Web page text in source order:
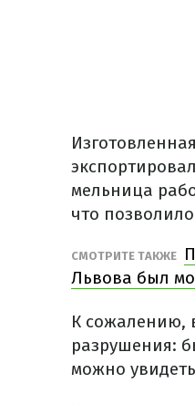
мельница
что
СМОТРИТЕ ТАКЖЕ
Львова был
К сожалению,
разрушения:
можно